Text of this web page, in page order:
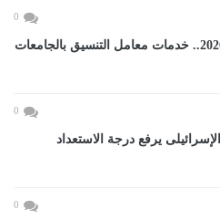
0
تنسيق المرحلة الأولى 2026.. خدمات معامل التنسيق بالجامعات
0
يرفع درجة الاستعداد
0